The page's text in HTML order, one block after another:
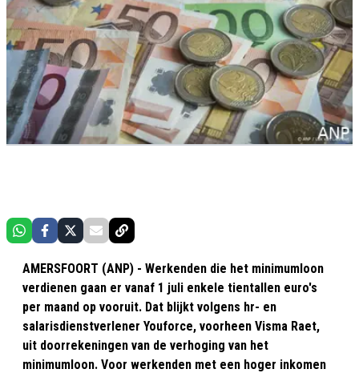
AMERSFOORT (ANP) - Werkenden die het minimumloon
verdienen gaan er vanaf 1 juli enkele tientallen euro's
per maand op vooruit. Dat blijkt volgens hr- en
salarisdienstverlener Youforce, voorheen Visma Raet,
uit doorrekeningen van de verhoging van het
minimumloon. Voor werkenden met een hoger inkomen